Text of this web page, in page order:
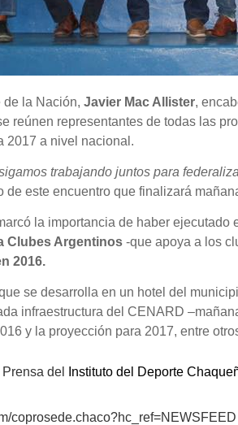
de la Nación,Javier Mac Allister,
reúnen representantes de todas las
2017 a nivel nacional.
trabajando juntos para
de este encuentro que finalizará
la importancia de haber
Clubes Argentinos -que apoya a los
2016.
se desarrolla en un hotel del
infraestructura del CENARD
y la proyección para 2017, entre
del
Instituto del Deporte
coprosede.chaco?hc_ref=NEWSFEED